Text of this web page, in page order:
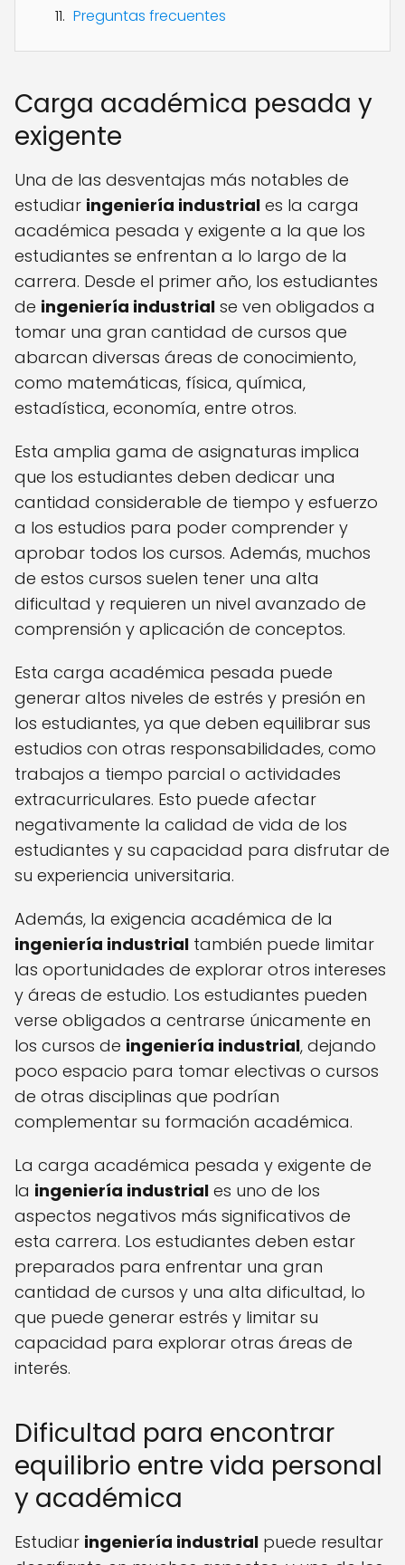
Preguntas frecuentes
Carga académica pesada y
exigente
Una de las desventajas más notables de
estudiar ingeniería industrial es la carga
académica pesada y exigente a la que los
estudiantes se enfrentan a lo largo de la
carrera. Desde el primer año, los estudiantes
de ingeniería industrial se ven obligados a
tomar una gran cantidad de cursos que
abarcan diversas áreas de conocimiento,
como matemáticas, física, química,
estadística, economía, entre otros.
Esta amplia gama de asignaturas implica
que los estudiantes deben dedicar una
cantidad considerable de tiempo y esfuerzo
a los estudios para poder comprender y
aprobar todos los cursos. Además, muchos
de estos cursos suelen tener una alta
dificultad y requieren un nivel avanzado de
comprensión y aplicación de conceptos.
Esta carga académica pesada puede
generar altos niveles de estrés y presión en
los estudiantes, ya que deben equilibrar sus
estudios con otras responsabilidades, como
trabajos a tiempo parcial o actividades
extracurriculares. Esto puede afectar
negativamente la calidad de vida de los
estudiantes y su capacidad para disfrutar de
su experiencia universitaria.
Además, la exigencia académica de la
ingeniería industrial también puede limitar
las oportunidades de explorar otros intereses
y áreas de estudio. Los estudiantes pueden
verse obligados a centrarse únicamente en
los cursos de ingeniería industrial, dejando
poco espacio para tomar electivas o cursos
de otras disciplinas que podrían
complementar su formación académica.
La carga académica pesada y exigente de
la ingeniería industrial es uno de los
aspectos negativos más significativos de
esta carrera. Los estudiantes deben estar
preparados para enfrentar una gran
cantidad de cursos y una alta dificultad, lo
que puede generar estrés y limitar su
capacidad para explorar otras áreas de
interés.
Dificultad para encontrar
equilibrio entre vida personal
y académica
Estudiar ingeniería industrial puede resultar